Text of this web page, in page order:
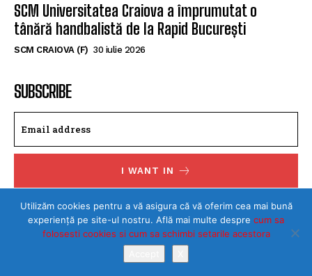
SCM Universitatea Craiova a împrumutat o
tânără handbalistă de la Rapid București
SCM CRAIOVA (F) 30 iulie 2026
SUBSCRIBE
I WANT IN
I've read and accept thePrivacy Policy.
Utilizăm cookies pentru a vă asigura că vă oferim cea mai bună
experiență pe site-ul nostru. Află mai multe despre cum sa
folosesti cookies si cum sa schimbi setarile acestora